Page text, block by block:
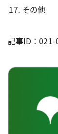
その他
記事ID：